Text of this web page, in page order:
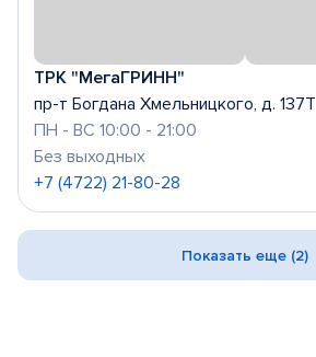
ТРК "МегаГРИНН"
пр-т Богдана Хмельницкого, д. 137Т
ПН - ВС 10:00 - 21:00
Без выходных
+7 (4722) 21-80-28
Показать еще (2)